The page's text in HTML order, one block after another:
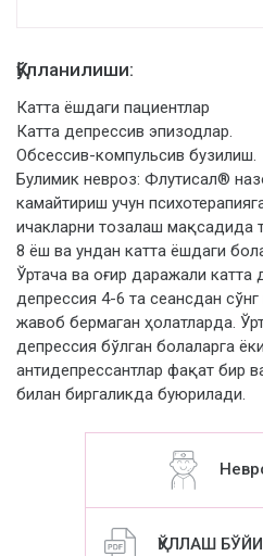
Қўлланилиши:
Катта ёшдаги пациентлар
Катта депрессив эпизодлар.
Обсессив-компульсив бузилиш.
Булимик невроз: Флутисал®
камайтириш учун
ичакларни тозалаш мақсадида
8 ёш ва ундан катта ёшдаги
Ўртача ва оғир даражали катта
депрессия 4-6 та сеансдан сўнг
жавоб бермаган ҳолатларда.
депрессия бўлган болаларга
антидепрессантлар фақат бир
билан биргаликда буюрилади.
ҚЎЛЛАШ